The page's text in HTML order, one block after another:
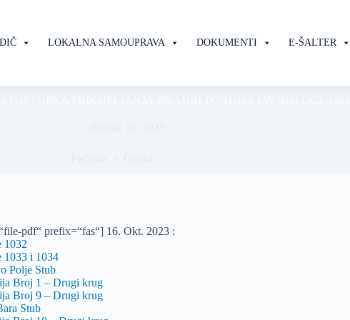
LOKALNA SAMOUPRAVA DOKUMENTI E-ŠALTER
pdf“ prefix=“fas“] 16. Okt. 2023 :
1032
1033 i 1034
Polje Stub
Broj 1 – Drugi krug
Broj 9 – Drugi krug
Stub